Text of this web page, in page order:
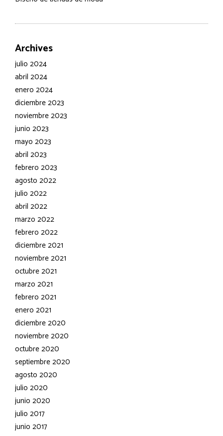
Archives
julio 2024
abril 2024
enero 2024
diciembre 2023
noviembre 2023
junio 2023
mayo 2023
abril 2023
febrero 2023
agosto 2022
julio 2022
abril 2022
marzo 2022
febrero 2022
diciembre 2021
noviembre 2021
octubre 2021
marzo 2021
febrero 2021
enero 2021
diciembre 2020
noviembre 2020
octubre 2020
septiembre 2020
agosto 2020
julio 2020
junio 2020
julio 2017
junio 2017